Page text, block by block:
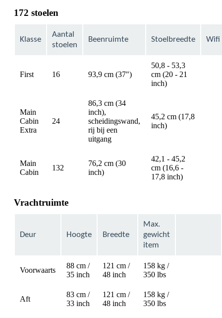
172 stoelen
Klasse
Aantal
stoelen
Beenruimte Stoelbreedte Wifi
First 16 93,9 cm (37")
50,8 - 53,3
cm (20 - 21
inch)
Main
Cabin
Extra
24
86,3 cm (34
inch),
scheidingswand,
rij bij een
uitgang
45,2 cm (17,8
inch)
Main
Cabin
132
76,2 cm (30
inch)
42,1 - 45,2
cm (16,6 -
17,8 inch)
Vrachtruimte
Deur Hoogte Breedte
Max.
gewicht
item
Voorwaarts
88 cm /
35 inch
121 cm /
48 inch
158 kg /
350 lbs
Aft
83 cm /
33 inch
121 cm /
48 inch
158 kg /
350 lbs